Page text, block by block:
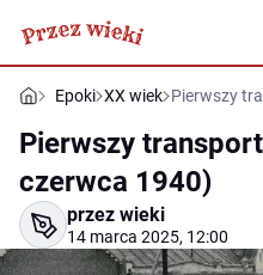
Epoki XX wiek Pierwszy
Pierwszy
czerwca 1940)
przez wieki
14 marca 2025, 12:00